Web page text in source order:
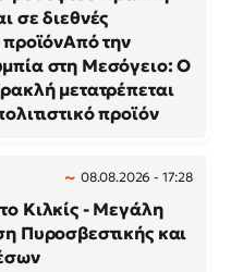
σε διεθνές
προϊόνΑπό την
στη Μεσόγειο: Ο
μετατρέπεται
προϊόν
08.08.2026 - 17:28
Κιλκίς - Μεγάλη
Πυροσβεστικής και